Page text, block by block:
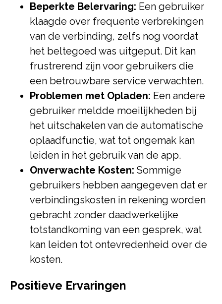
Beperkte Belervaring: Een gebruiker
klaagde over frequente verbrekingen
van de verbinding, zelfs nog voordat
het beltegoed was uitgeput. Dit kan
frustrerend zijn voor gebruikers die
een betrouwbare service verwachten.
Problemen met Opladen: Een andere
gebruiker meldde moeilijkheden bij
het uitschakelen van de automatische
oplaadfunctie, wat tot ongemak kan
leiden in het gebruik van de app.
Onverwachte Kosten: Sommige
gebruikers hebben aangegeven dat er
verbindingskosten in rekening worden
gebracht zonder daadwerkelijke
totstandkoming van een gesprek, wat
kan leiden tot ontevredenheid over de
kosten.
Positieve Ervaringen